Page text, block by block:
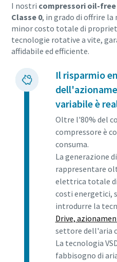
I nostri compressori oil-
Classe 0, in grado di offrire la
minor costo totale di
tecnologie rotative a vite,
affidabile ed efficiente.
Il risparmio
variabile è
Oltre l'80% del
compressore è
consuma.
La generazione
rappresentare
elettrica totale
costi energetici,
introdurre la
Drive,
settore dell'aria
La tecnologia
fabbisogno di